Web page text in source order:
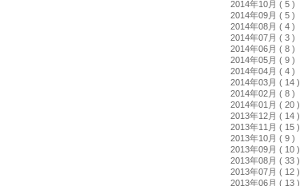
2014年10月 ( 5 )
2014年09月 ( 5 )
2014年08月 ( 4 )
2014年07月 ( 3 )
2014年06月 ( 8 )
2014年05月 ( 9 )
2014年04月 ( 4 )
2014年03月 ( 14 )
2014年02月 ( 8 )
2014年01月 ( 20 )
2013年12月 ( 14 )
2013年11月 ( 15 )
2013年10月 ( 9 )
2013年09月 ( 10 )
2013年08月 ( 33 )
2013年07月 ( 12 )
2013年06月 ( 13 )